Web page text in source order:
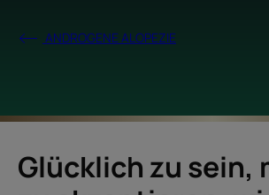
ANDROGENE ALOPEZIE
Glücklich zu sein,